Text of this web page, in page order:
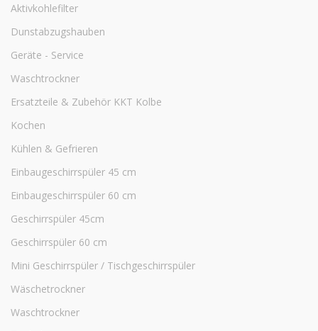
Aktivkohlefilter
Dunstabzugshauben
Geräte - Service
Waschtrockner
Ersatzteile & Zubehör KKT Kolbe
Kochen
Kühlen & Gefrieren
Einbaugeschirrspüler 45 cm
Einbaugeschirrspüler 60 cm
Geschirrspüler 45cm
Geschirrspüler 60 cm
Mini Geschirrspüler / Tischgeschirrspüler
Wäschetrockner
Waschtrockner